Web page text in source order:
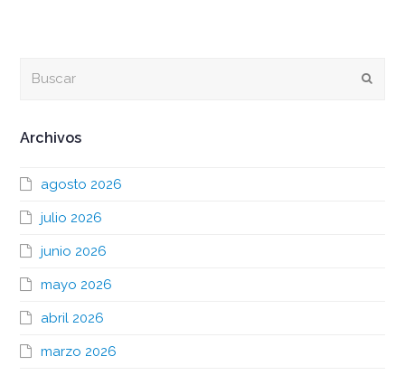
Archivos
agosto 2026
julio 2026
junio 2026
mayo 2026
abril 2026
marzo 2026